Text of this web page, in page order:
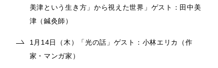
美津という生き方」から視えた世界」ゲスト：田中美
津（鍼灸師）
1月14日（木）「光の話」ゲスト：小林エリカ（作
家・マンガ家）